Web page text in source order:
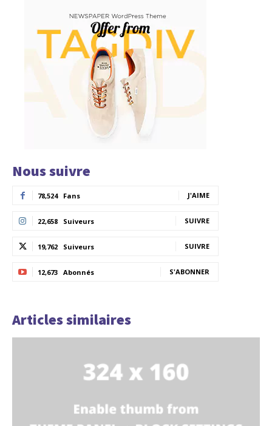
Nous suivre
78,524 Fans J'AIME
22,658 Suiveurs SUIVRE
19,762 Suiveurs SUIVRE
12,673 Abonnés S'ABONNER
Articles similaires